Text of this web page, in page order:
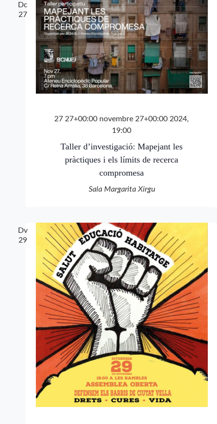
Dc
27
27 27+00:00 novembre 27+00:00 2024,
19:00
Taller d’investigació: Mapejant les
pràctiques i els límits de recerca
compromesa
Sala Margarita Xirgu
Dv
29